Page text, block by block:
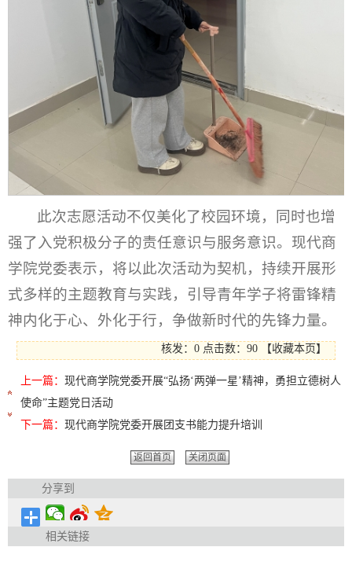
此次志愿活动不仅美化了校园环境，同时也增
强了入党积极分子的责任意识与服务意识。现代商
学院党委表示，将以此次活动为契机，持续开展形
式多样的主题教育与实践，引导青年学子将雷锋精
神内化于心、外化于行，争做新时代的先锋力量。
核发：0 点击数：90 【收藏本页 】
上一篇： 现代商学院党委开展“弘扬‘两弹一星’精神，勇担立德树人
使命”主题党日活动
下一篇： 现代商学院党委开展团支书能力提升培训
返回首页 关闭页面
分享到
相关链接